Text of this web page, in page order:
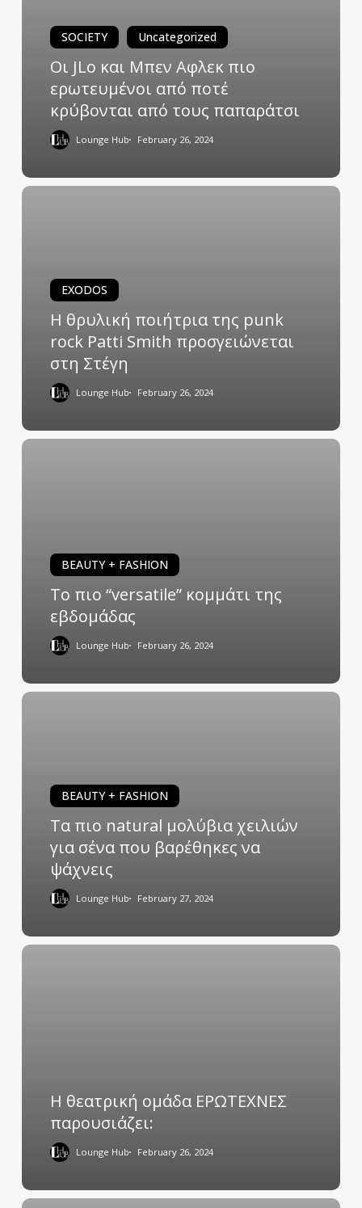
SOCIETY Uncategorized
Οι JLo και Μπεν Αφλεκ πιο
ερωτευμένοι από ποτέ
κρύβονται από τους παπαράτσι
Lounge Hub February 26, 2024
EXODOS
Η θρυλική ποιήτρια της punk
rock Patti Smith προσγειώνεται
στη Στέγη
Lounge Hub February 26, 2024
BEAUTY + FASHION
Το πιο “versatile” κομμάτι της
εβδομάδας
Lounge Hub February 26, 2024
BEAUTY + FASHION
Τα πιο natural μολύβια χειλιών
για σένα που βαρέθηκες να
ψάχνεις
Lounge Hub February 27, 2024
Η θεατρική ομάδα ΕΡΩΤΕΧΝΕΣ
παρουσιάζει:
Lounge Hub February 26, 2024